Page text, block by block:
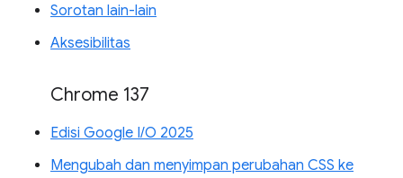
Sorotan lain-lain
Aksesibilitas
Chrome 137
Edisi Google I/O 2025
Mengubah dan menyimpan perubahan CSS ke